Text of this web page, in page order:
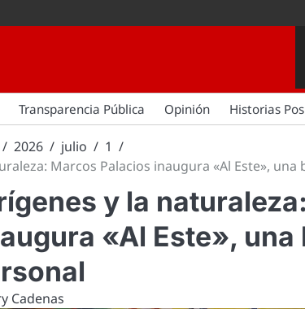
Transparencia Pública Opinión Historias
2026 julio
1
Marcos Palacios inaugura «Al Este»,
y la
«Al Este»,
Cadenas